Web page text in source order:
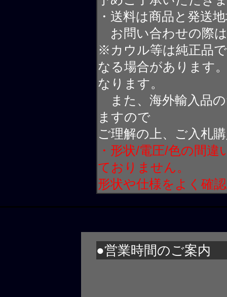
・送料は商品と発送
お問い合わせの際
※カウル等は純正品
なる場合があります
なります。
また、海外輸入品
ますので
ご理解の上、ご入札
・形状/電圧/色の間
ておりません。
形状や仕様をよく確
●営業時間のご案内